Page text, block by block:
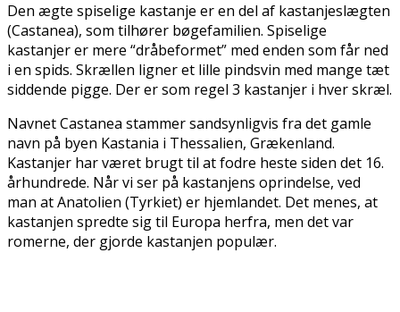
Den ægte spiselige kastanje er en del af kastanjeslægten
(Castanea), som tilhører bøgefamilien. Spiselige
kastanjer er mere “dråbeformet” med enden som får ned
i en spids. Skrællen ligner et lille pindsvin med mange tæt
siddende pigge. Der er som regel 3 kastanjer i hver skræl.
Navnet Castanea stammer sandsynligvis fra det gamle
navn på byen Kastania i Thessalien, Grækenland.
Kastanjer har været brugt til at fodre heste siden det 16.
århundrede. Når vi ser på kastanjens oprindelse, ved
man at Anatolien (Tyrkiet) er hjemlandet. Det menes, at
kastanjen spredte sig til Europa herfra, men det var
romerne, der gjorde kastanjen populær.